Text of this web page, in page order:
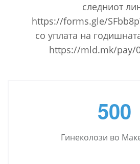
следниот
https://forms.gle/
со уплата на
https://mld.mk/pay/
500
Гинеколози во